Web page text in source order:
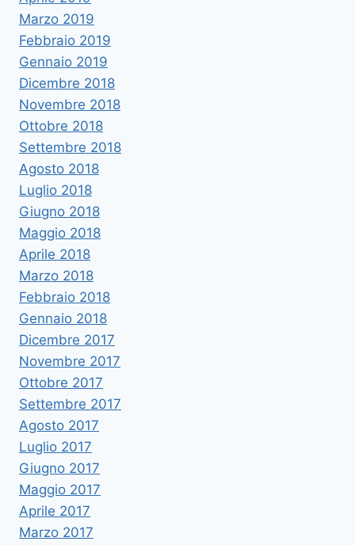
Marzo 2019
Febbraio 2019
Gennaio 2019
Dicembre 2018
Novembre 2018
Ottobre 2018
Settembre 2018
Agosto 2018
Luglio 2018
Giugno 2018
Maggio 2018
Aprile 2018
Marzo 2018
Febbraio 2018
Gennaio 2018
Dicembre 2017
Novembre 2017
Ottobre 2017
Settembre 2017
Agosto 2017
Luglio 2017
Giugno 2017
Maggio 2017
Aprile 2017
Marzo 2017